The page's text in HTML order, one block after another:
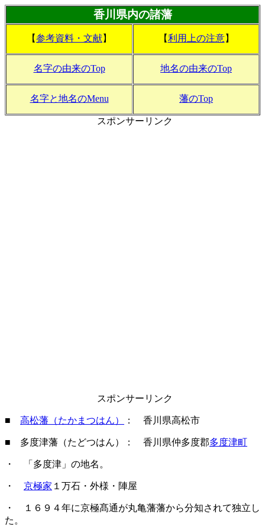
香川県内の諸藩
【参考資料・文献】 【利用上の注意】
名字の由来のTop 地名の由来のTop
名字と地名のMenu 藩のTop
スポンサーリンク
スポンサーリンク
■ 高松藩（たかまつはん） ： 香川県高松市
■ 多度津藩（たどつはん）： 香川県仲多度郡多度津町
・ 「多度津」の地名。
・ 京極家 １万石・外様・陣屋
・ １６９４年に京極髙通が丸亀藩藩から分知されて独立し
た。